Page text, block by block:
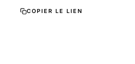
COPIER LE LIEN